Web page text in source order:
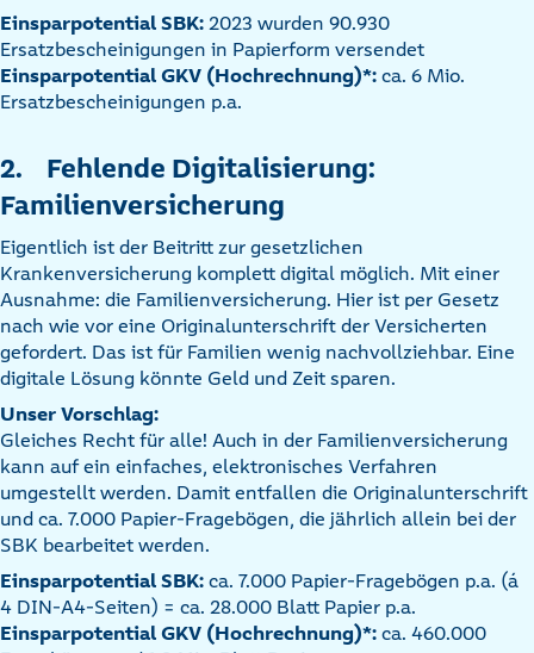
Einsparpotential SBK: 2023 wurden 90.930
Ersatzbescheinigungen in Papierform versendet
Einsparpotential GKV (Hochrechnung)*: ca. 6 Mio.
Ersatzbescheinigungen p.a.
2. Fehlende Digitalisierung:
Familienversicherung
Eigentlich ist der Beitritt zur gesetzlichen
Krankenversicherung komplett digital möglich. Mit einer
Ausnahme: die Familienversicherung. Hier ist per Gesetz
nach wie vor eine Originalunterschrift der Versicherten
gefordert. Das ist für Familien wenig nachvollziehbar. Eine
digitale Lösung könnte Geld und Zeit sparen.
Unser Vorschlag:
Gleiches Recht für alle! Auch in der Familienversicherung
kann auf ein einfaches, elektronisches Verfahren
umgestellt werden. Damit entfallen die Originalunterschrift
und ca. 7.000 Papier-Fragebögen, die jährlich allein bei der
SBK bearbeitet werden.
Einsparpotential SBK: ca. 7.000 Papier-Fragebögen p.a. (á
4 DIN-A4-Seiten) = ca. 28.000 Blatt Papier p.a.
Einsparpotential GKV (Hochrechnung)*: ca. 460.000